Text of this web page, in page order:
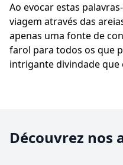
Ao evocar estas
viagem através das
apenas uma fonte de
farol para todos os que
intrigante divindade que
Découvrez nos